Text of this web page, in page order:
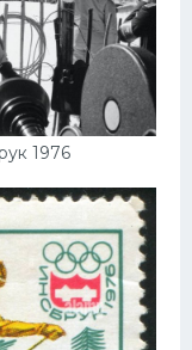
1976